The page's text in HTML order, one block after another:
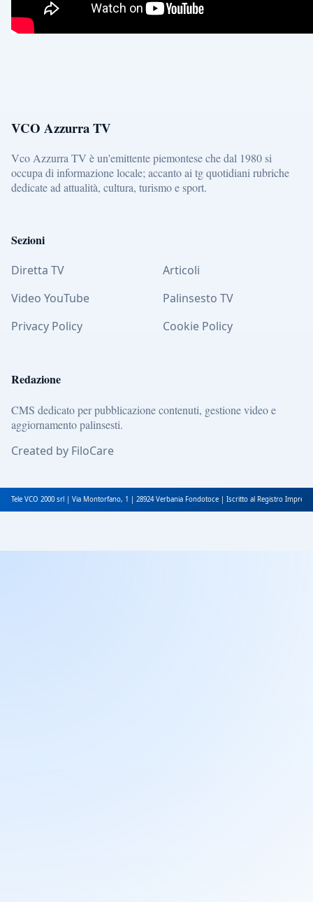
VCO Azzurra TV
Vco Azzurra TV è un'emittente piemontese che dal 1980 si
occupa di informazione locale; accanto ai tg quotidiani rubriche
dedicate ad attualità, cultura, turismo e sport.
Sezioni
Diretta TV
Articoli
Video YouTube
Palinsesto TV
Privacy Policy
Cookie Policy
Redazione
CMS dedicato per pubblicazione contenuti, gestione video e
aggiornamento palinsesti.
Created by FiloCare
Tele VCO 2000 srl | Via Montorfano, 1 | 28924 Verbania Fondotoce | Iscritto al Registro Imprese